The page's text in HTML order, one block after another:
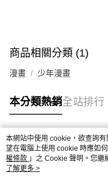
商品相關分類 (1)
漫畫 少年漫畫
本分類熱銷全站排行
熱門標籤
本網站中使用 cookie，欲查詢
望在電腦上使用 cookie 時應如
權條款 」之 Cookie 聲明。您繼
用條款之 Cookie 聲明使用
了解更多 >